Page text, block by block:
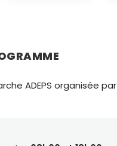
ADEPS organisée par